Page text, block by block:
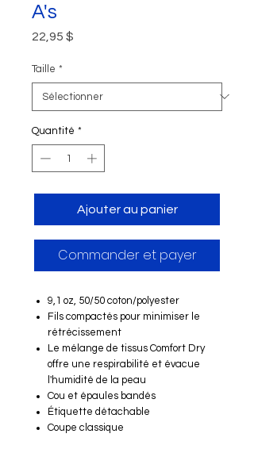
A's
22,95 $
Taille *
Quantité *
Ajouter au panier
Commander et payer
9,1 oz, 50/50 coton/polyester
Fils compactés pour minimiser le
rétrécissement
Le mélange de tissus Comfort Dry
offre une respirabilité et évacue
l'humidité de la peau
Cou et épaules bandés
Étiquette détachable
Coupe classique